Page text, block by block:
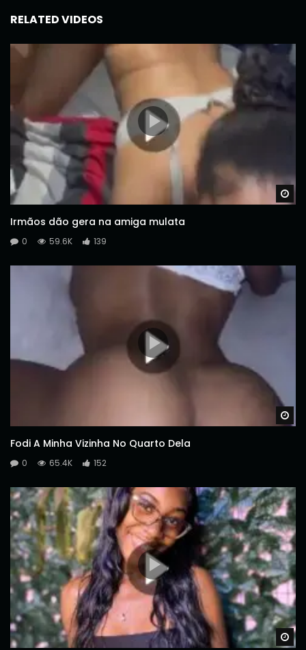
RELATED VIDEOS
Irmãos dão gera na amiga mulata
0 59.6K 139
Fodi A Minha Vizinha No Quarto Dela
0 65.4K 152